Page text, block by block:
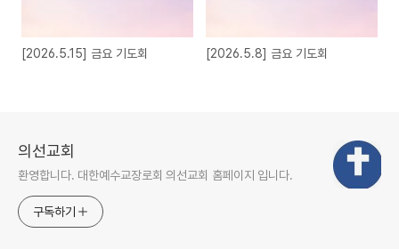
[2026.5.15] 금요 기도회 [2026.5.8] 금요 기도회
의선교회
환영합니다. 대한예수교장로회 의선교회 홈페이지 입니다.
구독하기